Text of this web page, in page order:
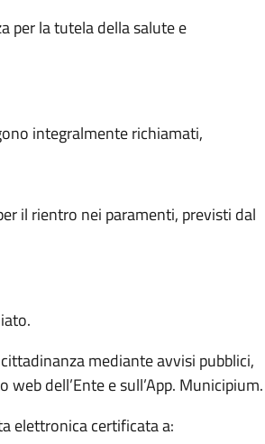
per la tutela della salute e
integralmente richiamati,
il rientro nei paramenti, previsti dal
mediante avvisi pubblici,
dell’Ente e sull’App. Municipium.
elettronica certificata a: